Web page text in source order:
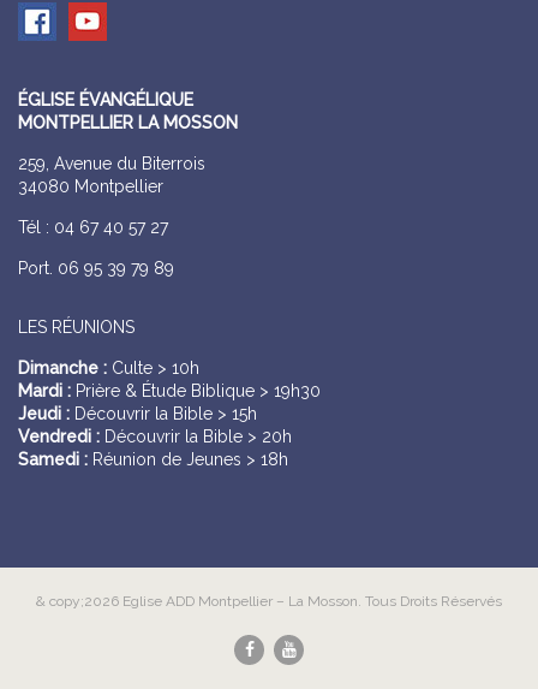
ÉGLISE ÉVANGÉLIQUE
MONTPELLIER LA MOSSON
259, Avenue du Biterrois
34080 Montpellier
Tél : 04 67 40 57 27
Port. 06 95 39 79 89
LES RÉUNIONS
Dimanche : Culte > 10h
Mardi : Prière & Étude Biblique > 19h30
Jeudi : Découvrir la Bible > 15h
Vendredi : Découvrir la Bible > 20h
Samedi : Réunion de Jeunes > 18h
& copy;2026 Eglise ADD Montpellier – La Mosson. Tous Droits Réservés